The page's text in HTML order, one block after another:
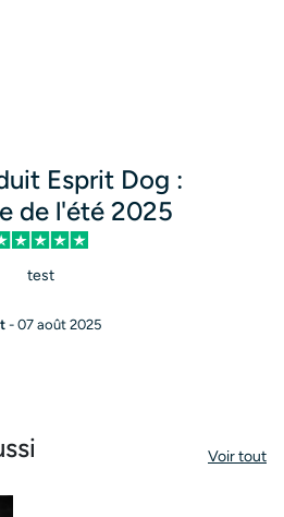
Esprit Dog :
de l'été 2025
test
- 07 août 2025
Voir tout